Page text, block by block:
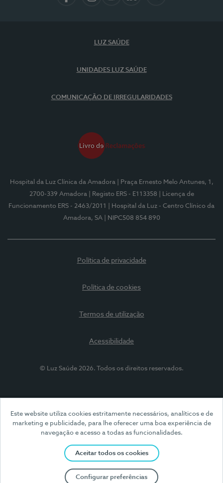
Este website utiliza cookies estritamente necessários, analíticos e de
marketing e publicidade, para lhe oferecer uma boa experiência de
navegação e acesso a todas as funcionalidades.
Aceitar todos os cookies
Configurar preferências
LUZ SAÚDE
UNIDADES LUZ SAÚDE
COMUNICAÇÃO DE IRREGULARIDADES
Hospital da Luz Clínica da Amadora
| Praça Ernesto Melo Antunes, 1,
2700-339 Amadora
| Registo ERS - E113358
| Licença de
Funcionamento ERS - 2463/2011
| Hospital da Luz - Centro Clínico da
Amadora, SA
| NIPC508 854 890
Política de privacidade
Política de cookies
Termos de utilização
Acessibilidade
© Luz Saúde 2026. Todos os direitos reservados.